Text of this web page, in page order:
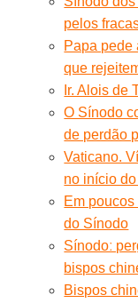
pelos
Papa pede
que
Ir. Alois de
O Sínodo
de perdão
Vaticano.
no início
Em
do Sínodo
Sínodoː
bispos
Bispos